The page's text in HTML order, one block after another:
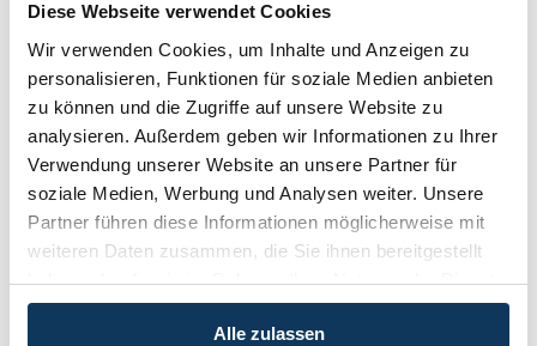
Diese Webseite verwendet Cookies
Wir verwenden Cookies, um Inhalte und Anzeigen zu
personalisieren, Funktionen für soziale Medien anbieten
zu können und die Zugriffe auf unsere Website zu
analysieren. Außerdem geben wir Informationen zu Ihrer
Verwendung unserer Website an unsere Partner für
soziale Medien, Werbung und Analysen weiter. Unsere
Partner führen diese Informationen möglicherweise mit
weiteren Daten zusammen, die Sie ihnen bereitgestellt
haben oder die sie im Rahmen Ihrer Nutzung der Dienste
gesammelt haben.
Alle zulassen
Nr. 4 / Oktober 2015
Nr. 3 / Juni 2015
Nr. 2 / März 2015
Nr. 1 / Jänner 2015
Nr. 4 / Oktober 2014